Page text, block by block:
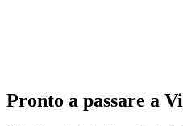
Pronto a passare a